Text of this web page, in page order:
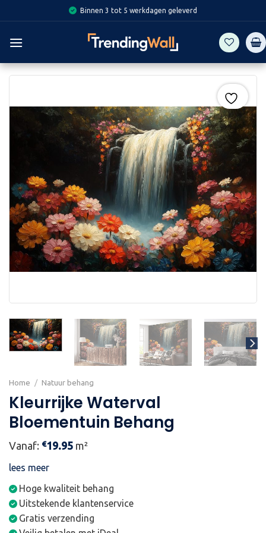
to
content
Binnen 3 tot 5 werkdagen geleverd
Home / Natuur behang
Kleurrijke Waterval
Bloementuin Behang
Vanaf: €19.95 m²
lees meer
Hoge kwaliteit behang
Uitstekende klantenservice
Gratis verzending